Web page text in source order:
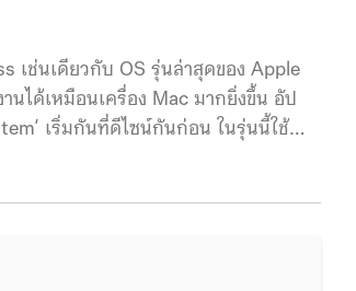
เช่นเดียวกับ OS รุ่นล่าสุดของ Apple
นได้เหมือนเครื่อง Mac มากยิ่งขึ้น อัป
เริ่มกันที่ดีไซน์กันก่อน ในรุ่นนี้ใช้